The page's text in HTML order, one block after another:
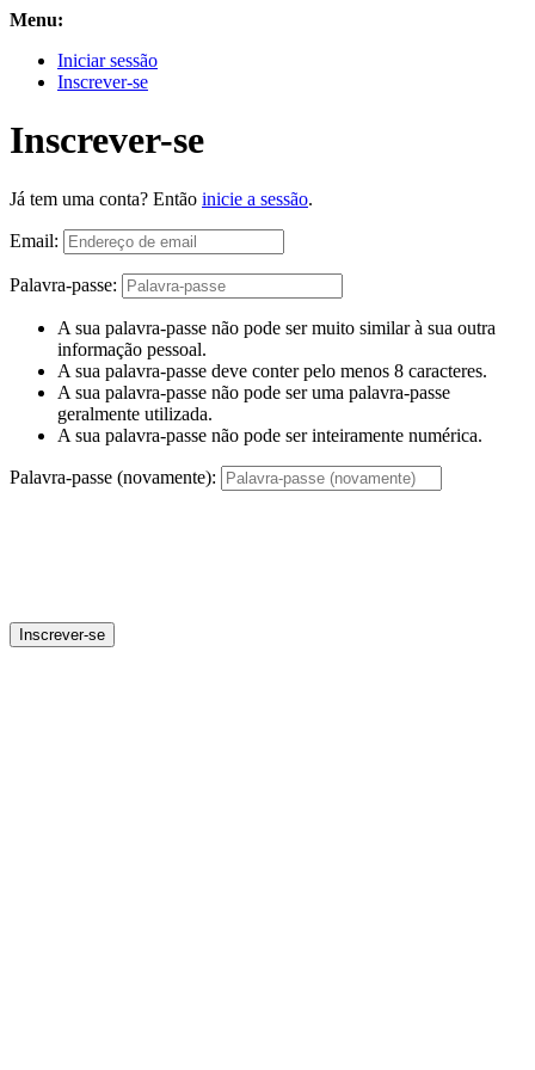
Menu:
Iniciar sessão
Inscrever-se
Inscrever-se
Já tem uma conta? Então inicie a sessão.
Email:
Palavra-passe:
A sua palavra-passe não pode ser muito similar à sua outra
informação pessoal.
A sua palavra-passe deve conter pelo menos 8 caracteres.
A sua palavra-passe não pode ser uma palavra-passe
geralmente utilizada.
A sua palavra-passe não pode ser inteiramente numérica.
Palavra-passe (novamente):
Inscrever-se